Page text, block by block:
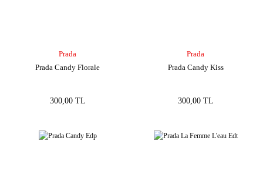
Prada
Prada Candy Florale
300,00 TL
Prada
Prada Candy Kiss
300,00 TL